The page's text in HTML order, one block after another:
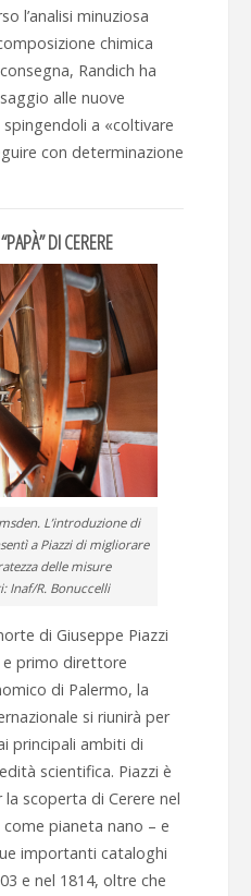
l’analisi minuziosa
chimica
Randich ha
alle nuove
a «coltivare
con determinazione
DI CERERE
L’introduzione di
a Piazzi di migliorare
delle misure
Inaf/R. Bonuccelli
di Giuseppe Piazzi
primo direttore
di Palermo, la
si riunirà per
principali ambiti di
scientifica. Piazzi è
scoperta di Cerere nel
pianeta nano – e
importanti cataloghi
e nel 1814, oltre che